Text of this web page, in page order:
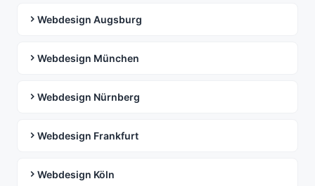
Webdesign Augsburg
Webdesign München
Webdesign Nürnberg
Webdesign Frankfurt
Webdesign Köln